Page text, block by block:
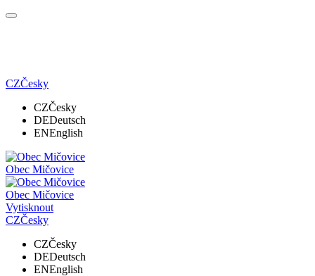
CZČesky
CZČesky
DEDeutsch
ENEnglish
Obec Mičovice
Obec Mičovice
Vytisknout
CZČesky
CZČesky
DEDeutsch
ENEnglish